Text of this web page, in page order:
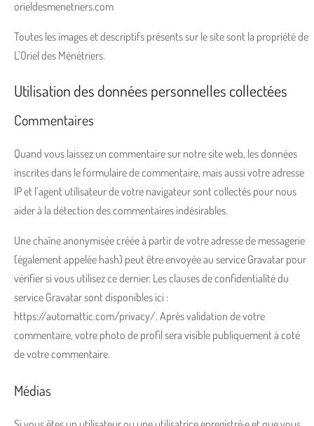
orieldesmenetriers.com
Toutes les images et descriptifs présents sur le site sont la propriété de
L’Oriel des Ménétriers.
Utilisation des données personnelles collectées
Commentaires
Quand vous laissez un commentaire sur notre site web, les données
inscrites dans le formulaire de commentaire, mais aussi votre adresse
IP et l’agent utilisateur de votre navigateur sont collectés pour nous
aider à la détection des commentaires indésirables.
Une chaîne anonymisée créée à partir de votre adresse de messagerie
(également appelée hash) peut être envoyée au service Gravatar pour
vérifier si vous utilisez ce dernier. Les clauses de confidentialité du
service Gravatar sont disponibles ici :
https://automattic.com/privacy/. Après validation de votre
commentaire, votre photo de profil sera visible publiquement à coté
de votre commentaire.
Médias